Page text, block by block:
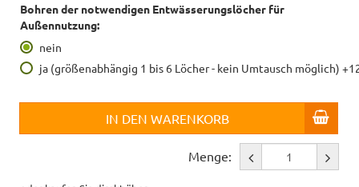
Bohren der notwendigen Entwässerungslöcher für
Außennutzung:
nein
ja (größenabhängig 1 bis 6 Löcher - kein Umtausch möglich)
IN DEN WARENKORB
Menge: